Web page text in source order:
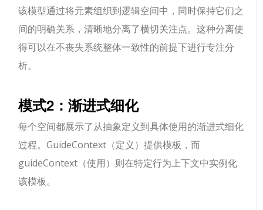
该模型通过将元素组织到逻辑空间中，同时保持它们之
间的明确关系，清晰地分离了横切关注点。这种分离使
得可以在不丧失系统整体一致性的前提下进行专注分
析。
模式2：渐进式细化
每个空间都展示了从抽象定义到具体使用的渐进式细化
过程。GuideContext（定义）提供模板，而
guideContext（使用）则在特定行为上下文中实例化
该模板。